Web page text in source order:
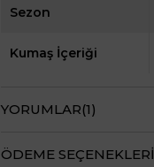
Sezon
Kumaş İçeriği
YORUMLAR(1)
ÖDEME SEÇENEKLERI